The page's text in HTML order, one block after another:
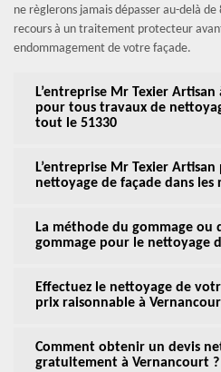
ne règlerons jamais dépasser au-delà
recours à un traitement protecteur
endommagement de votre façade.
L’entreprise Mr Texier
pour tous travaux de
tout le 51330
L’entreprise Mr Texier
nettoyage de façade dans les
La méthode du gommage ou
gommage pour le nettoyage
Effectuez le nettoyage de
prix raisonnable à
Comment obtenir un devis
gratuitement à Vernancourt ?